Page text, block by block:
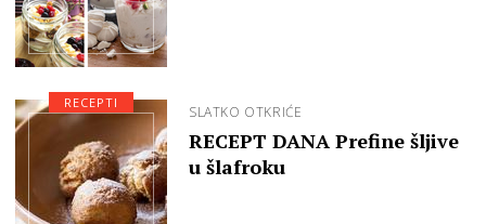
SLATKO OTKRIĆE
RECEPT DANA Prefine šljive
u šlafroku
RECEPTI